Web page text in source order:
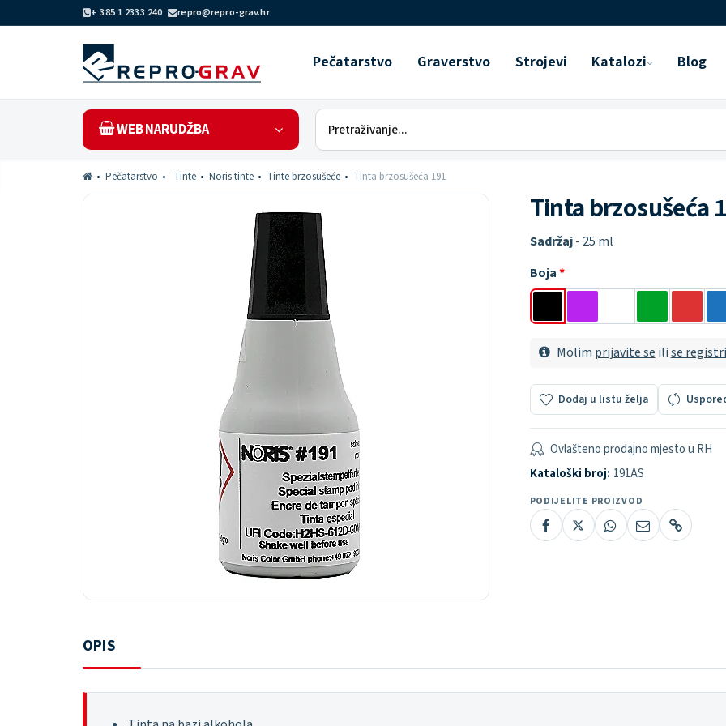
+ 385 1 2333 240 repro@repro-grav.hr
Pečatarstvo Graverstvo Strojevi Katalozi Blog
WEB NARUDŽBA
Pečatarstvo Tinte Noris tinte Tinte brzosušeće Tinta brzosušeća 191
Tinta brzosušeća
Sadržaj- 25 ml
Boja
Molim prijavite se ilise
Dodaj u listu želja
Ovlašteno prodajno mjesto u RH
Kataloški broj: 191AS
PODIJELITE PROIZVOD
OPIS